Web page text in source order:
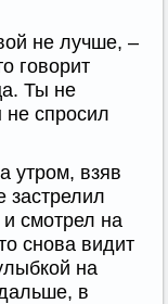
не лучше, –
говорит
Ты не
не спросил
утром, взяв
застрелил
смотрел на
снова видит
на
в